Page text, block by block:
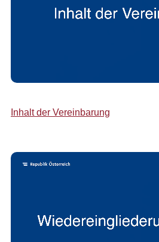
Inhalt der Vereinbarung